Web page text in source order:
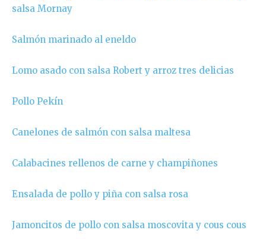
salsa Mornay
Salmón marinado al eneldo
Lomo asado con salsa Robert y arroz tres delicias
Pollo Pekín
Canelones de salmón con salsa maltesa
Calabacines rellenos de carne y champiñones
Ensalada de pollo y piña con salsa rosa
Jamoncitos de pollo con salsa moscovita y cous cous